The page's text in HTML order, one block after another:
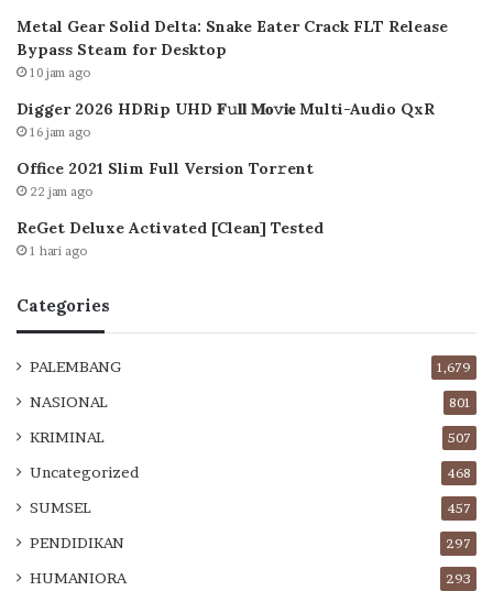
Metal Gear Solid Delta: Snake Eater Crack FLT Release
Bypass Steam for Desktop
10 jam ago
Digger 2026 HDRip UHD 𝐅𝚞𝐥𝐥 𝐌𝐨𝚟𝐢𝐞 Multi-Audio QxR
16 jam ago
Office 2021 Slim Full Version Tor𝚛ent
22 jam ago
ReGet Deluxe Activated [Clean] Tested
1 hari ago
Categories
PALEMBANG 1,679
NASIONAL 801
KRIMINAL 507
Uncategorized 468
SUMSEL 457
PENDIDIKAN 297
HUMANIORA 293